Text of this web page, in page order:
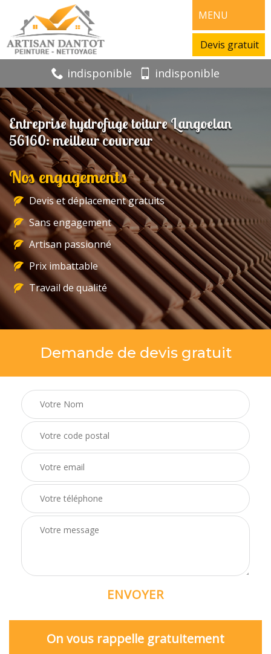
MENU
Devis gratuit
indisponible indisponible
Entreprise hydrofuge toiture Langoelan
56160: meilleur couvreur
Nos engagements
Devis et déplacement gratuits
Sans engagement
Artisan passionné
Prix imbattable
Travail de qualité
Demande de devis gratuit
On vous rappelle gratuitement